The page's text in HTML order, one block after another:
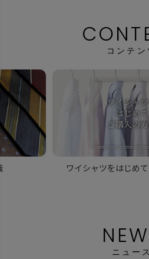
コンテン
ワイシャツをはじめ
ニュース